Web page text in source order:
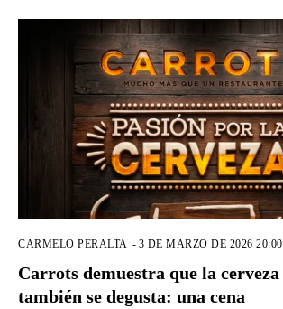
CARMELO PERALTA - 3 DE MARZO DE 2026 20:00
Carrots demuestra que la cerveza
también se degusta: una cena